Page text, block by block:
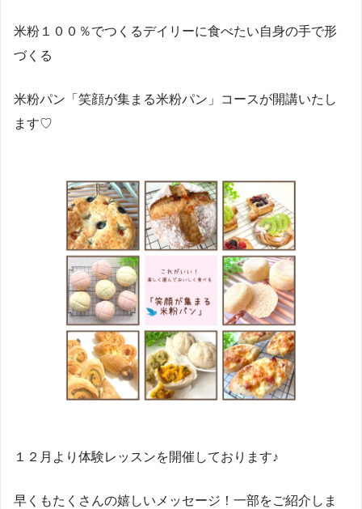
米粉１００％でつくるデイリーに食べたい自身の手で形
づくる
米粉パン「笑顔が集まる米粉パン」コースが開講いたし
ます♡
１２月より体験レッスンを開催しております♪
早くもたくさんの嬉しいメッセージ！一部をご紹介しま